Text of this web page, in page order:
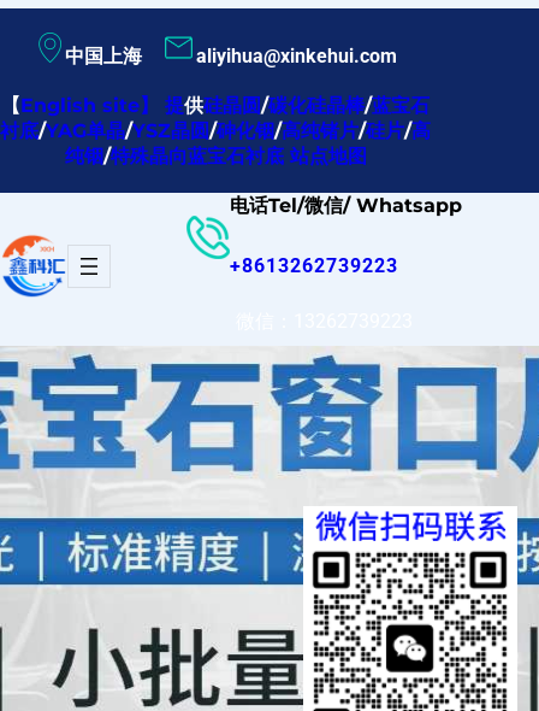
内
容
中国上海 aliyihua@xinkehui.com
【English site】提供硅晶圆/碳化硅晶棒/蓝宝石
衬底/YAG单晶/YSZ晶圆/砷化铟/高纯锗片/硅片/高
纯铟/特殊晶向蓝宝石衬底 站点地图
电话Tel/微信/ Whatsapp
+8613262739223